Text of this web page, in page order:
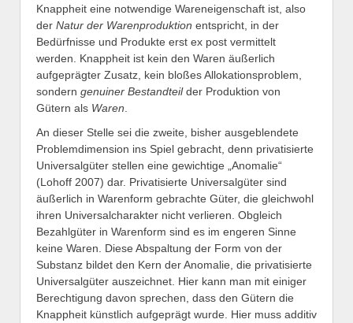
Knappheit eine notwendige Wareneigenschaft ist, also
der Natur der Warenproduktion entspricht, in der
Bedürfnisse und Produkte erst ex post vermittelt
werden. Knappheit ist kein den Waren äußerlich
aufgeprägter Zusatz, kein bloßes Allokationsproblem,
sondern genuiner Bestandteilder Produktion von
Gütern als Waren
An dieser Stelle sei die zweite, bisher ausgeblendete
Problemdimension ins Spiel gebracht, denn privatisierte
Universalgüter stellen eine gewichtige „Anomalie“
(Lohoff 2007) dar. Privatisierte Universalgüter sind
äußerlich in Warenform gebrachte Güter, die gleichwohl
ihren Universalcharakter nicht verlieren. Obgleich
Bezahlgüter in Warenform sind es im engeren Sinne
keine Waren. Diese Abspaltung der Form von der
Substanz bildet den Kern der Anomalie, die privatisierte
Universalgüter auszeichnet. Hier kann man mit einiger
Berechtigung davon sprechen, dass den Gütern die
Knappheit künstlich aufgeprägt wurde. Hier muss additiv